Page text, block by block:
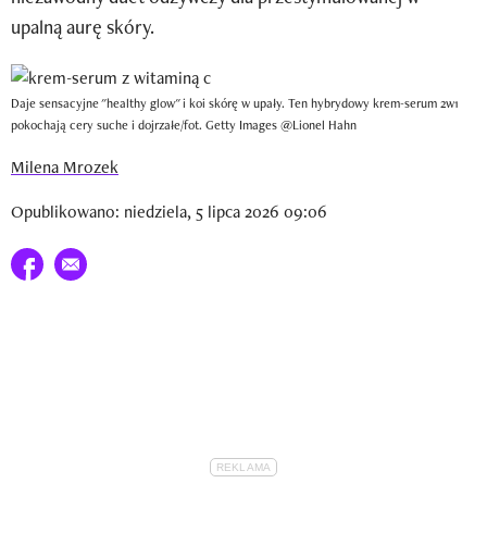
upalną aurę skóry.
Daje sensacyjne "healthy glow" i koi skórę w upały. Ten hybrydowy krem-serum 2w1
pokochają cery suche i dojrzałe/fot. Getty Images @Lionel Hahn
Milena Mrozek
Opublikowano: niedziela, 5 lipca 2026 09:06
Udostępnij na facebook
E-mail do przyjaciela